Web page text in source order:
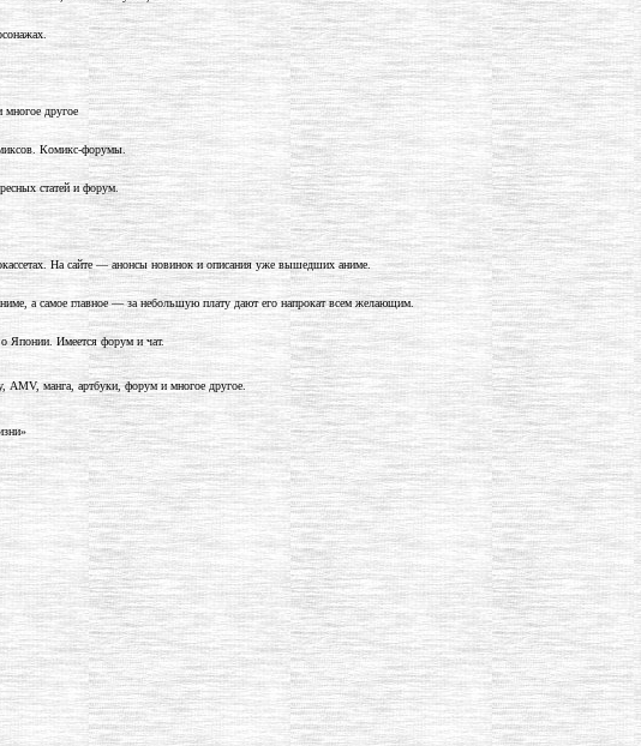
многое другое
Комикс-форумы.
статей и форум.
На сайте — анонсы новинок и описания уже вышедших аниме.
а самое главное — за небольшую плату дают его напрокат всем желающим.
Японии. Имеется форум и чат.
манга, артбуки, форум и многое другое.